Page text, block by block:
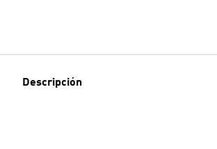
Descripción